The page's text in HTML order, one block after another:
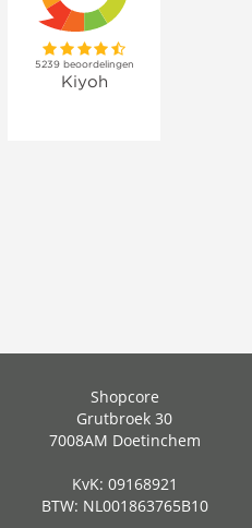
Shopcore
Grutbroek 30
7008AM Doetinchem
KvK: 09168921
BTW: NL001863765B10